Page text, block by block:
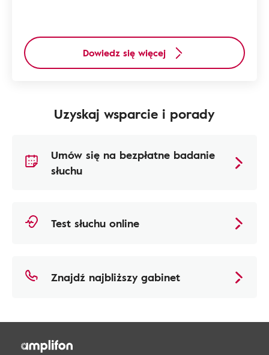
Dowiedz się więcej
Uzyskaj wsparcie i porady
Umów się na bezpłatne badanie
słuchu
Test słuchu online
Znajdź najbliższy gabinet